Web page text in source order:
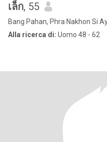
เล็ก, 55
Bang Pahan, Phra Nakhon Si
Alla ricerca di: Uomo 48 - 62